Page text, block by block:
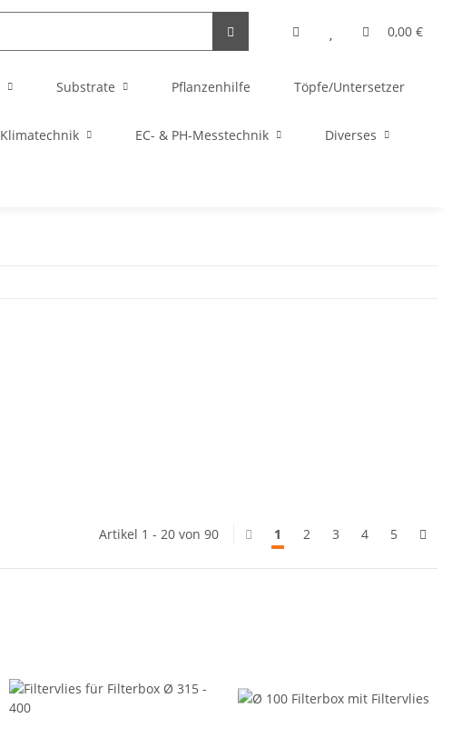
0,00 €
Substrate Pflanzenhilfe Töpfe/Untersetzer
Klimatechnik EC- & PH-Messtechnik Diverses
Artikel 1 - 20 von 90 1 2 3 4 5